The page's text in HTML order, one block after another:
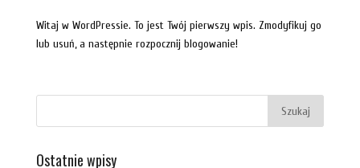
Witaj w WordPressie. To jest Twój pierwszy wpis. Zmodyfikuj go
lub usuń, a następnie rozpocznij blogowanie!
Ostatnie wpisy